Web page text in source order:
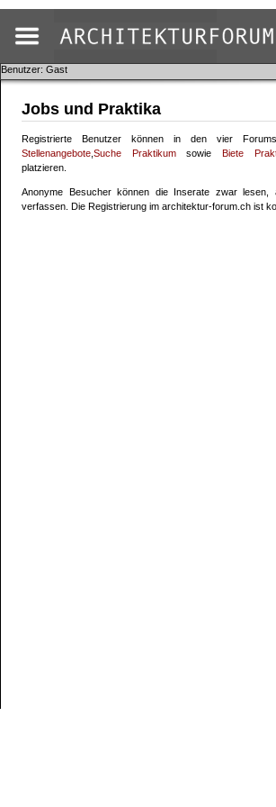
Benutzer: Gast
Jobs und Praktika
Registrierte Benutzer können in den vier
Stellenangebote ,Suche Praktikumsowie Biete
platzieren.
Anonyme Besucher können die Inserate zwar lesen,
verfassen. Die Registrierung im architektur-forum.ch ist